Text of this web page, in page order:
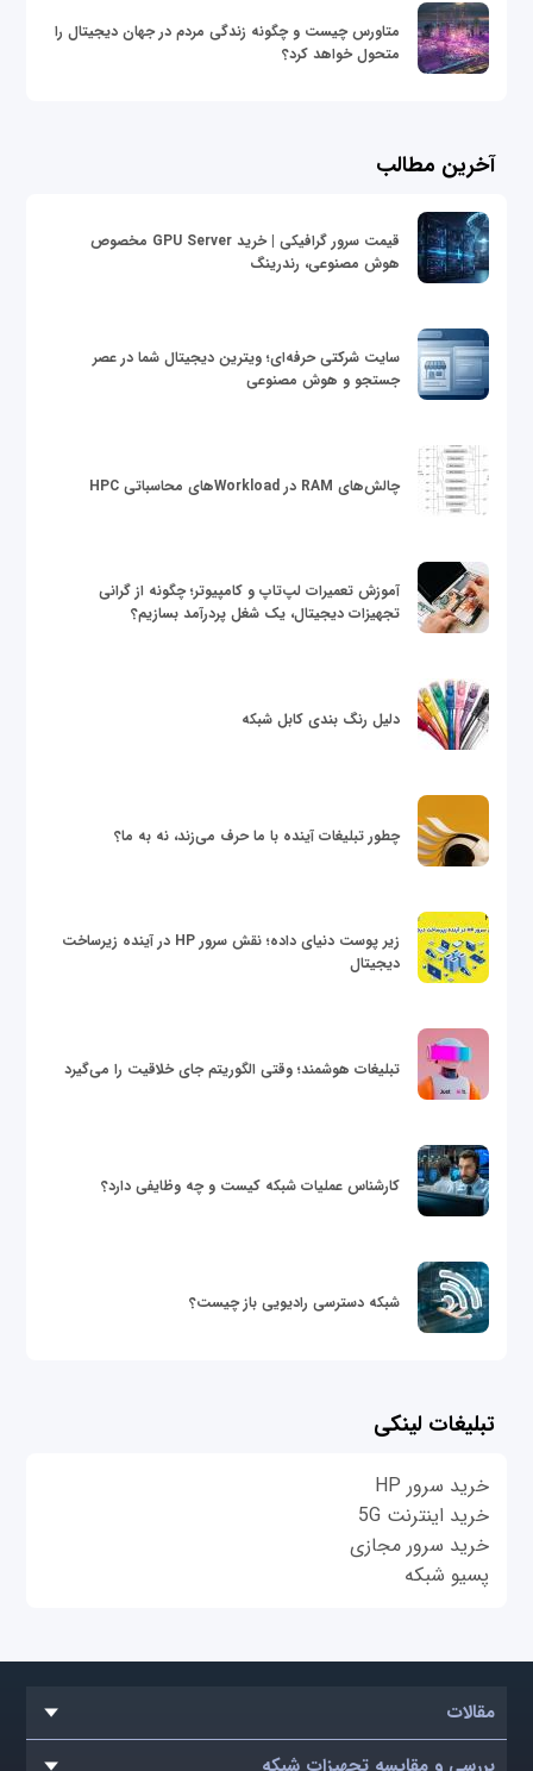
متاورس چیست و چگونه زندگی مردم در جهان دیجیتال را
متحول خواهد کرد؟
آخرین مطالب
قیمت سرور گرافیکی | خرید GPU Server مخصوص
هوش مصنوعی، رندرینگ
سایت شرکتی حرفه‌ای؛ ویترین دیجیتال شما در عصر
جستجو و هوش مصنوعی
چالش‌های RAM در Workloadهای محاسباتی HPC
آموزش تعمیرات لپ‌تاپ و کامپیوتر؛ چگونه از گرانی
تجهیزات دیجیتال، یک شغل پردرآمد بسازیم؟
دلیل رنگ بندی کابل شبکه
چطور تبلیغات آینده با ما حرف می‌زند، نه به ما؟
زیر پوست دنیای داده؛ نقش سرور HP در آینده زیرساخت
دیجیتال
تبلیغات هوشمند؛ وقتی الگوریتم جای خلاقیت را می‌گیرد
کارشناس عملیات شبکه کیست و چه وظایفی دارد؟
شبکه دسترسی رادیویی باز چیست؟
تبلیغات لینکی
خرید سرور HP
خرید اینترنت 5G
خرید سرور مجازی
پسیو شبکه
مقالات